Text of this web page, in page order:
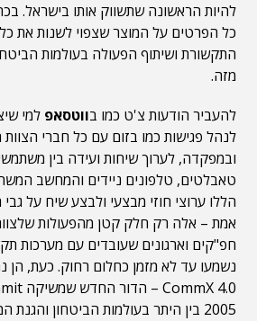
להיות הראשונה שתשווק אותו בישראל.
כל הפרטים על המוצר שצפוי לשנות את
התקשורת ושיתוף הפעולה בעולמות
מזה.
להעביר הודעות צ'ט כמו בווטסאפ למי
לנהל פגישות כמו בזום עם כל חברי
ובמפקדה, לערוך שיחות ועידה בין
טאבלטים, טלפונים ניידים והמחשב
הללו ערוצי חוזי מבצעי ולבצע שיח על גבי
אמת – אלה רק חלק קטן מהפעולות
חפ"קים וארגונים שעובדים עם מערכות
נשמעו עד לא מזמן כחלום רחוק. כעת, הן
2005 בין היתר בעולמות הביטחון והגנת המולדת.